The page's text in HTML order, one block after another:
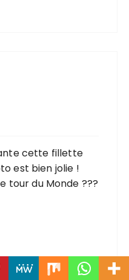
cette fillette
est bien jolie !
tour du Monde ???